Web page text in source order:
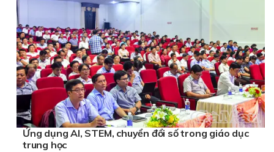
Ứng dụng AI, STEM, chuyển đổi số trong giáo dục
trung học